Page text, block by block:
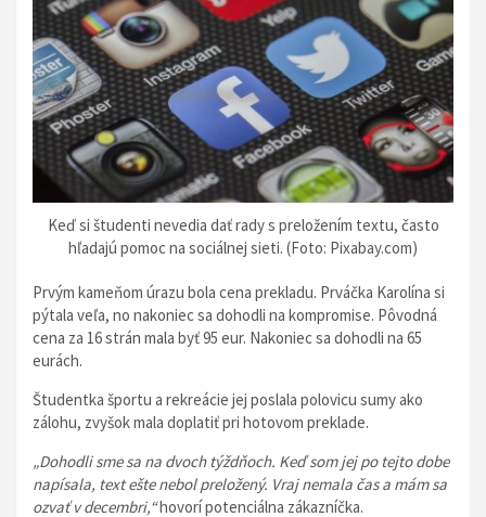
Keď si študenti nevedia dať rady s preložením textu, často
hľadajú pomoc na sociálnej sieti. (Foto: Pixabay.com)
Prvým kameňom úrazu bola cena prekladu. Prváčka Karolína si
pýtala veľa, no nakoniec sa dohodli na kompromise. Pôvodná
cena za 16 strán mala byť 95 eur. Nakoniec sa dohodli na 65
eurách.
Študentka športu a rekreácie jej poslala polovicu sumy ako
zálohu, zvyšok mala doplatiť pri hotovom preklade.
„Dohodli sme sa na dvoch týždňoch. Keď som jej po tejto dobe
napísala, text ešte nebol preložený. Vraj nemala čas a mám sa
ozvať v decembri,“hovorí potenciálna zákazníčka.